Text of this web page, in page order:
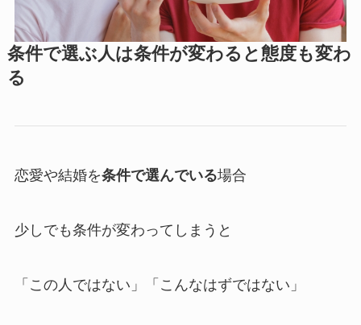
条件で選ぶ人は条件が変わると態度も変わ
る
恋愛や結婚を条件で選んでいる場合
少しでも条件が変わってしまうと
「この人ではない」「こんなはずではない」